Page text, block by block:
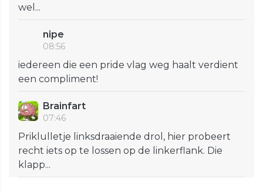
wel...
nipe
08:56
iedereen die een pride vlag weg haalt verdient
een compliment!
Brainfart
07:46
Priklulletje linksdraaiende drol, hier probeert
recht iets op te lossen op de linkerflank. Die
klapp...